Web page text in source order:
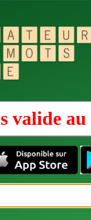
valide au